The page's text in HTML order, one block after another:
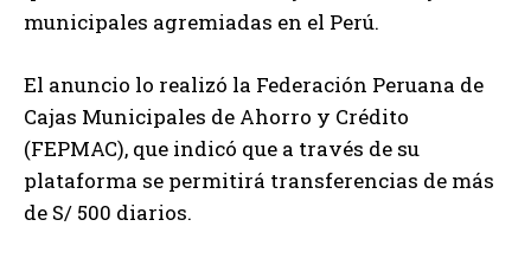
municipales agremiadas en el Perú.
El anuncio lo realizó la Federación Peruana de
Cajas Municipales de Ahorro y Crédito
(FEPMAC), que indicó que a través de su
plataforma se permitirá transferencias de más
de S/ 500 diarios.